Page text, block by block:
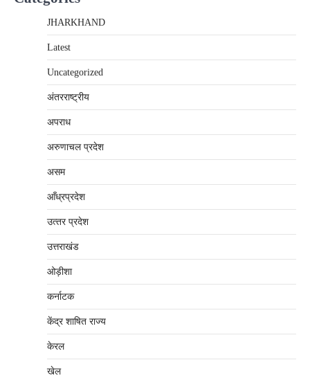
JHARKHAND
Latest
Uncategorized
अंतरराष्‍ट्रीय
अपराध
अरुणाचल प्रदेश
असम
आँध्रप्रदेश
उत्‍तर प्रदेश
उत्तराखंड
ओड़ीशा
कर्नाटक
केंद्र शाषित राज्य
केरल
खेल